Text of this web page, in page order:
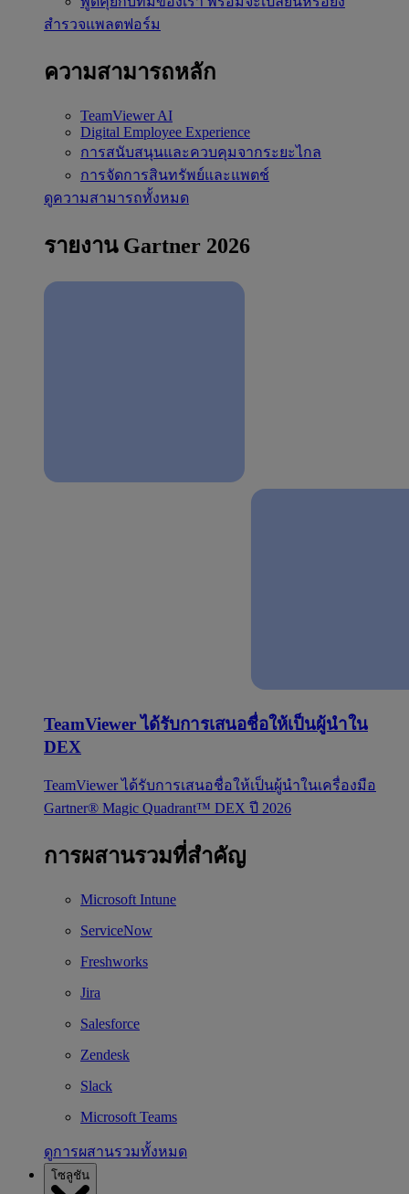
สำรวจแพลตฟอร์ม
ความสามารถหลัก
TeamViewer AI
Digital Employee Experience
การสนับสนุนและควบคุมจากระยะไกล
การจัดการสินทรัพย์และแพตช์
ดูความสามารถทั้งหมด
รายงาน Gartner 2026
TeamViewer ได้รับการเสนอชื่อให้เป็นผู้นำใน
DEX
TeamViewer ได้รับการเสนอชื่อให้เป็นผู้นำในเครื่องมือ
Gartner® Magic Quadrant™ DEX ปี 2026
การผสานรวมที่สำคัญ
Microsoft Intune
ServiceNow
Freshworks
Jira
Salesforce
Zendesk
Slack
Microsoft Teams
ดูการผสานรวมทั้งหมด
โซลูชัน